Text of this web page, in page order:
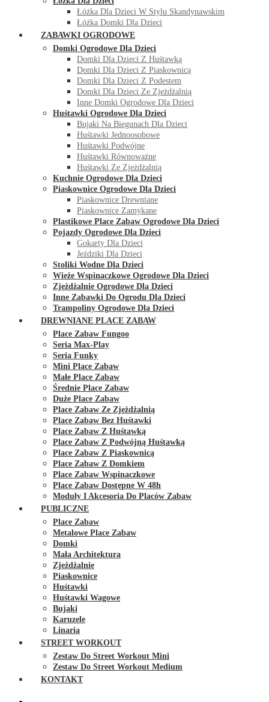
Łóżka Dla Dzieci W Stylu Skandynawskim
Łóżka Domki Dla Dzieci
ZABAWKI OGRODOWE
Domki Ogrodowe Dla Dzieci
Domki Dla Dzieci Z Huśtawką
Domki Dla Dzieci Z Piaskownicą
Domki Dla Dzieci Z Podestem
Domki Dla Dzieci Ze Zjeżdżalnią
Inne Domki Ogrodowe Dla Dzieci
Huśtawki Ogrodowe Dla Dzieci
Bujaki Na Biegunach Dla Dzieci
Huśtawki Jednoosobowe
Huśtawki Podwójne
Huśtawki Równoważne
Huśtawki Ze Zjeżdżalnią
Kuchnie Ogrodowe Dla Dzieci
Piaskownice Ogrodowe Dla Dzieci
Piaskownice Drewniane
Piaskownice Zamykane
Plastikowe Place Zabaw Ogrodowe Dla Dzieci
Pojazdy Ogrodowe Dla Dzieci
Gokarty Dla Dzieci
Jeździki Dla Dzieci
Stoliki Wodne Dla Dzieci
Wieże Wspinaczkowe Ogrodowe Dla Dzieci
Zjeżdżalnie Ogrodowe Dla Dzieci
Inne Zabawki Do Ogrodu Dla Dzieci
Trampoliny Ogrodowe Dla Dzieci
DREWNIANE PLACE ZABAW
Place Zabaw Fungoo
Seria Max-Play
Seria Funky
Mini Place Zabaw
Małe Place Zabaw
Średnie Place Zabaw
Duże Place Zabaw
Place Zabaw Ze Zjeżdżalnią
Place Zabaw Bez Huśtawki
Place Zabaw Z Huśtawką
Place Zabaw Z Podwójną Huśtawką
Place Zabaw Z Piaskownicą
Place Zabaw Z Domkiem
Place Zabaw Wspinaczkowe
Place Zabaw Dostępne W 48h
Moduły I Akcesoria Do Placów Zabaw
PUBLICZNE
Place Zabaw
Metalowe Place Zabaw
Domki
Mała Architektura
Zjeżdżalnie
Piaskownice
Huśtawki
Huśtawki Wagowe
Bujaki
Karuzele
Linaria
STREET WORKOUT
Zestaw Do Street Workout Mini
Zestaw Do Street Workout Medium
KONTAKT